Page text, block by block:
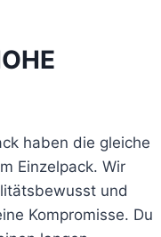
haben die gleiche
Einzelpack. Wir
und
Kompromisse. Du